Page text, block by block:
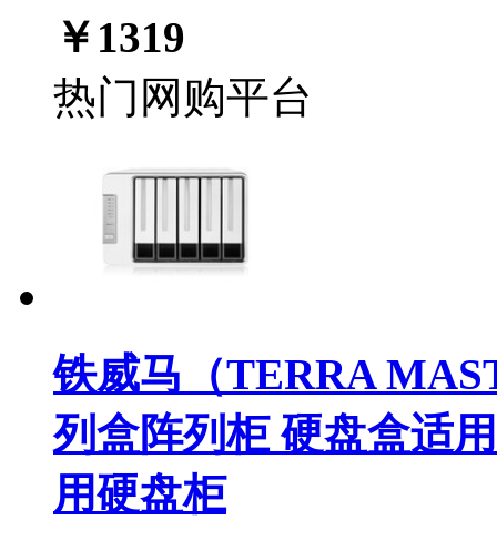
￥ 1319
热门网购平台
铁威马（TERRA
列盒阵列柜 硬盘盒适
用硬盘柜